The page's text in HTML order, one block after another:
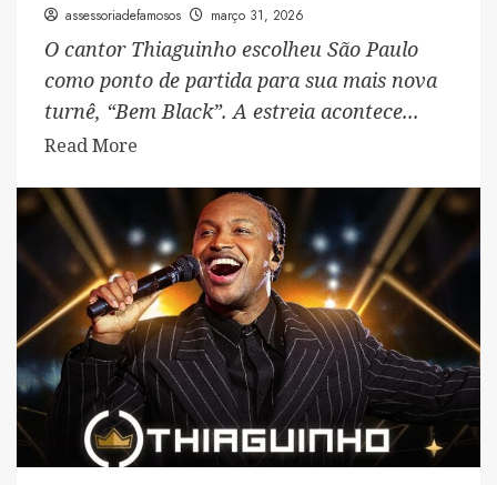
assessoriadefamosos março 31, 2026
O cantor Thiaguinho escolheu São Paulo
como ponto de partida para sua mais nova
turnê, “Bem Black”. A estreia acontece...
Read More
about
Thiaguinho
lança
turnê
“Bem
Black”
com
estreia
em
São